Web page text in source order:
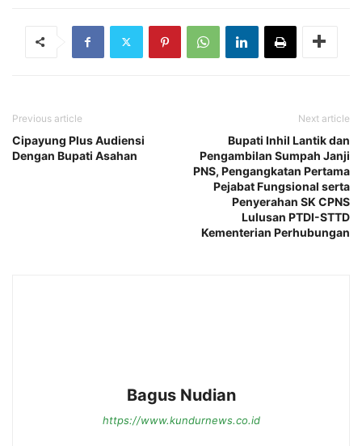
Previous article
Cipayung Plus Audiensi
Dengan Bupati Asahan
Next article
Bupati Inhil Lantik dan
Pengambilan Sumpah Janji
PNS, Pengangkatan Pertama
Pejabat Fungsional serta
Penyerahan SK CPNS
Lulusan PTDI-STTD
Kementerian Perhubungan
Bagus Nudian
https://www.kundurnews.co.id